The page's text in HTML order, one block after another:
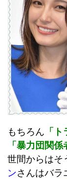
もちろん 「
「暴力団関
世間からはそ
ンさんはバラ